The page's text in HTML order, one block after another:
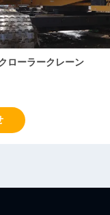
ローラークレーン